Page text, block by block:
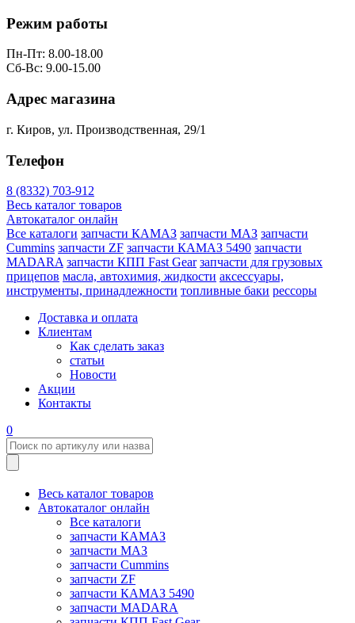
Режим работы
Пн-Пт: 8.00-18.00
Сб-Вс: 9.00-15.00
Адрес магазина
г. Киров, ул. Производственная, 29/1
Телефон
8 (8332) 703-912
Весь каталог товаров
Автокаталог онлайн
Все каталоги запчасти КАМАЗ запчасти МАЗ запчасти
Cummins запчасти ZF запчасти КАМАЗ 5490 запчасти
MADARA запчасти КПП Fast Gear запчасти для грузовых
прицепов масла, автохимия, жидкости аксессуары,
инструменты, принадлежности топливные баки рессоры
Доставка и оплата
Клиентам
Как сделать заказ
статьи
Новости
Акции
Контакты
0
Весь каталог товаров
Автокаталог онлайн
Все каталоги
запчасти КАМАЗ
запчасти МАЗ
запчасти Cummins
запчасти ZF
запчасти КАМАЗ 5490
запчасти MADARA